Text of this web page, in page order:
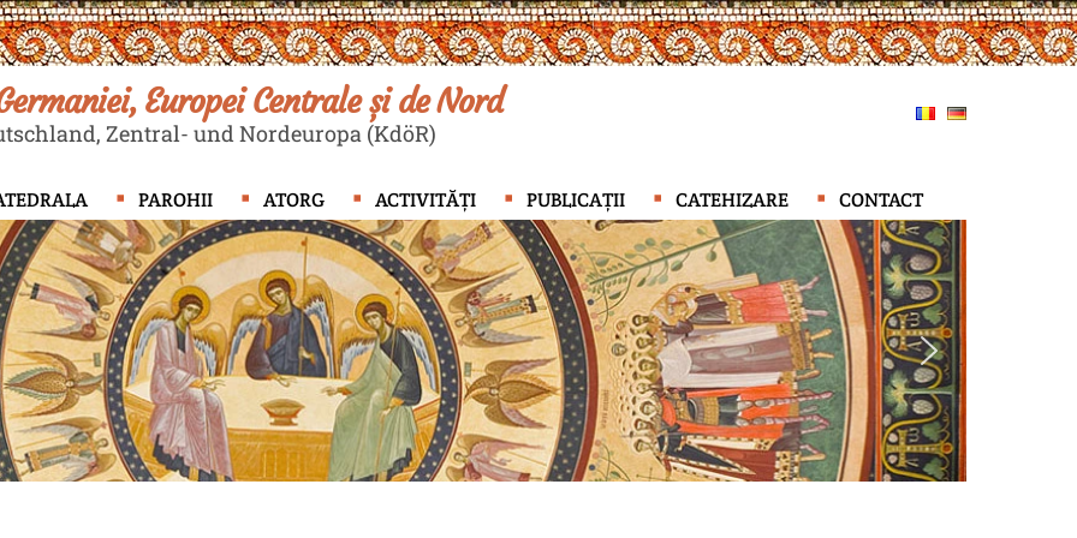
Europei Centrale și de Nord
Zentral- und Nordeuropa (KdöR)
PAROHII ATORG ACTIVITĂȚI PUBLICAȚII CATEHIZARE CONTACT